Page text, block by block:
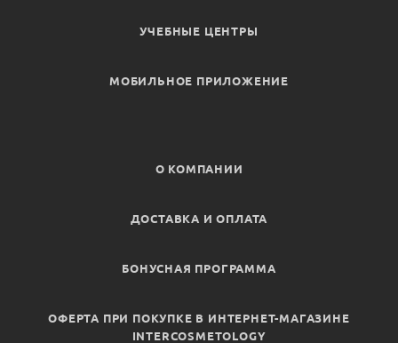
УЧЕБНЫЕ ЦЕНТРЫ
МОБИЛЬНОЕ ПРИЛОЖЕНИЕ
О КОМПАНИИ
ДОСТАВКА И ОПЛАТА
БОНУСНАЯ ПРОГРАММА
ОФЕРТА ПРИ ПОКУПКЕ В ИНТЕРНЕТ-МАГАЗИНЕ
INTERCOSMETOLOGY